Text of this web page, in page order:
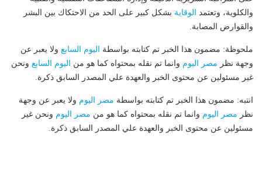
والكلوية، وتعتمد الوقاية بشكل كبير على الحد من الاحتكاك بين البشر
والقوارض المصابة.
ملحوظة: مضمون هذا الخبر تم كتابته بواسطة اليوم السابع ولا يعبر عن
وجهة نظر مصر اليوم وانما تم نقله بمحتواه كما هو من اليوم السابع ونحن
غير مسئولين عن محتوى الخبر والعهدة علي المصدر السابق ذكرة.
انتبه: مضمون هذا الخبر تم كتابته بواسطة مصر اليوم ولا يعبر عن وجهة
نظر مصر اليوم وانما تم نقله بمحتواه كما هو من مصر اليوم ونحن غير
مسئولين عن محتوى الخبر والعهدة علي المصدر السابق ذكرة.